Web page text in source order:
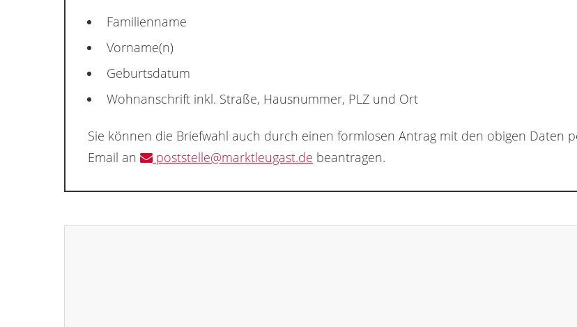
Familienname
Vorname(n)
Geburtsdatum
Wohnanschrift inkl. Straße, Hausnummer, PLZ und Ort
Sie können die Briefwahl auch durch einen formlosen Antrag mit den obigen Daten
Email an
poststelle@marktleugast.de beantragen.